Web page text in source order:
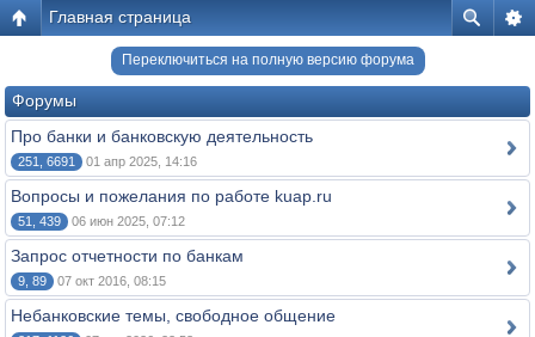
Главная страница
Переключиться на полную версию форума
Форумы
Про банки и банковскую деятельность
251, 6691 01 апр 2025, 14:16
Вопросы и пожелания по работе kuap.ru
51, 439 06 июн 2025, 07:12
Запрос отчетности по банкам
9, 89 07 окт 2016, 08:15
Небанковские темы, свободное общение